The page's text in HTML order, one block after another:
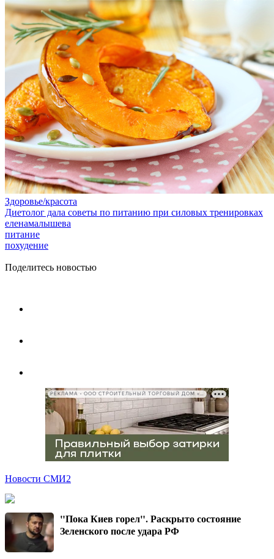
Здоровье/красота
Диетолог дала советы по питанию при силовых тренировках
еленамалышева
питание
похудение
Поделитесь новостью
РЕКЛАМА • ООО СТРОИТЕЛЬНЫЙ ТОРГОВЫЙ ДОМ «ПЕТРОВИЧ», ИНН 7802348846
Новости СМИ2
"Пока Киев горел". Раскрыто состояние
Зеленского после удара РФ